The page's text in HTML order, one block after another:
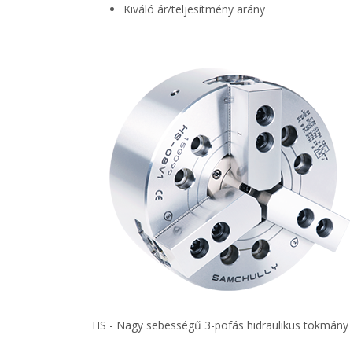
Kiváló ár/teljesítmény arány
HS - Nagy sebességű 3-pofás hidraulikus tokmány